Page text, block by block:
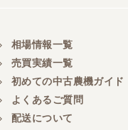
相場情報一覧
売買実績一覧
初めての中古農機ガイド
よくあるご質問
配送について